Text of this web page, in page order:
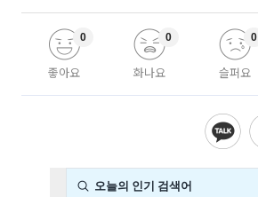
좋아요
0
화나요
0
슬퍼요
0